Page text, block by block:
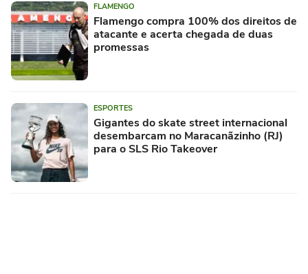
FLAMENGO
Flamengo compra 100% dos direitos de
atacante e acerta chegada de duas
promessas
ESPORTES
Gigantes do skate street internacional
desembarcam no Maracanãzinho (RJ)
para o SLS Rio Takeover